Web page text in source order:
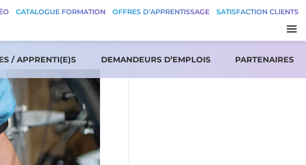
CATALOGUE FORMATION OFFRES D’APPRENTISSAGE SATISFACTION CLIENTS
/ APPRENTI(E)S DEMANDEURS D’EMPLOIS PARTENAIRES